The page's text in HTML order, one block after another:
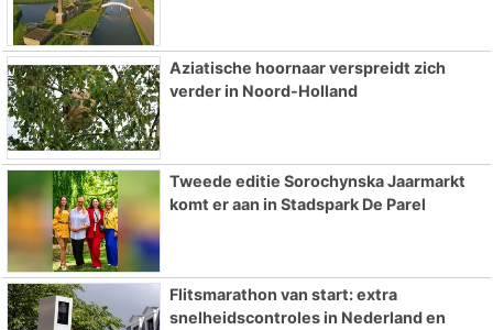
Aziatische hoornaar verspreidt zich
verder in Noord-Holland
Tweede editie Sorochynska Jaarmarkt
komt er aan in Stadspark De Parel
Flitsmarathon van start: extra
snelheidscontroles in Nederland en